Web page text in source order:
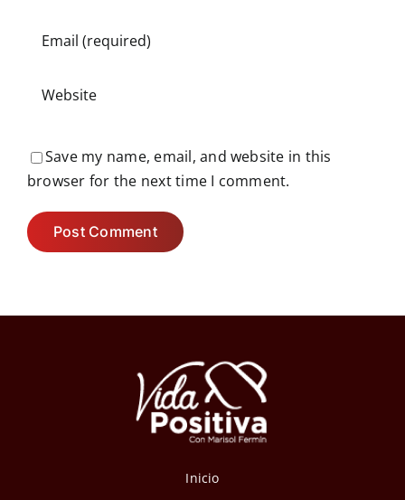
Save my name, email, and website in this
browser for the next time I comment.
Inicio